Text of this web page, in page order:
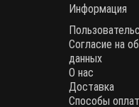
Информация
Согласие на
данных
О нас
Доставка
Способы